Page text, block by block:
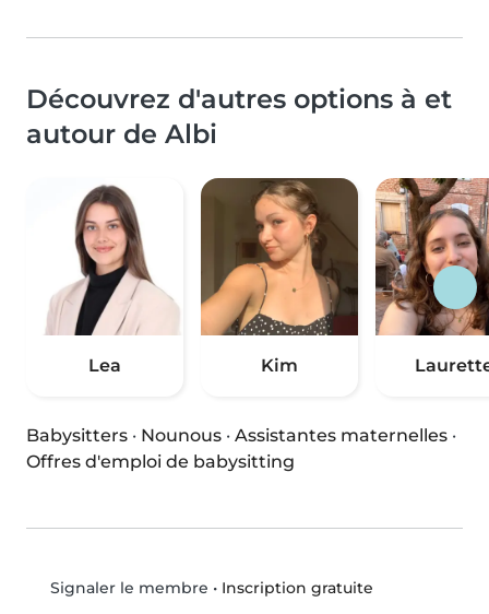
Découvrez d'autres options à et
autour de Albi
Lea Kim
Babysitters · Nounous · Assistantes maternelles ·
Offres d'emploi de babysitting
Signaler le membre • Inscription gratuite